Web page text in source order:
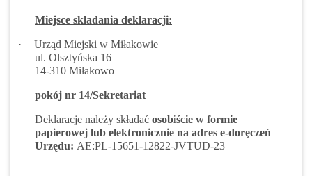
Miejsce składania deklaracji:
·
Urząd Miejski w Miłakowie
ul. Olsztyńska 16
14-310 Miłakowo
pokój nr 14/Sekretariat
Deklaracje należy składać osobiście w formie
papierowej lub elektronicznie na adres e-doręczeń
Urzędu: AE:PL-15651-12822-JVTUD-23